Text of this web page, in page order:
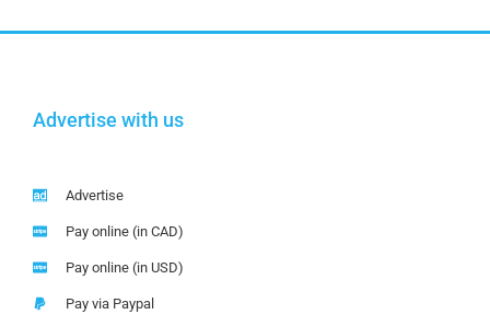
Advertise with us
Advertise
Pay online (in CAD)
Pay online (in USD)
Pay via Paypal